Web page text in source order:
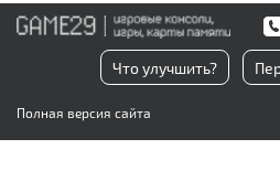
Что улучшить?
Полная версия сайта